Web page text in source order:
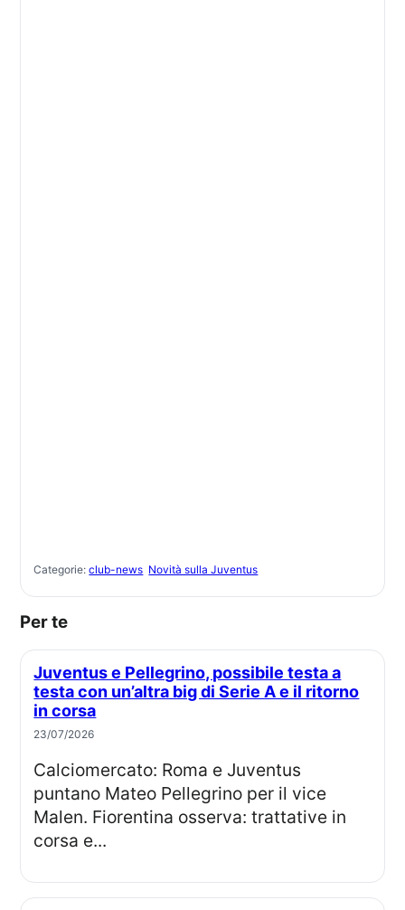
Categorie:club-news Novità sulla Juventus
Per te
Juventus e Pellegrino, possibile testa a
testa con un’altra big di Serie A e il ritorno
in corsa
23/07/2026
Calciomercato: Roma e Juventus
puntano Mateo Pellegrino per il vice
Malen. Fiorentina osserva: trattative in
corsa e...